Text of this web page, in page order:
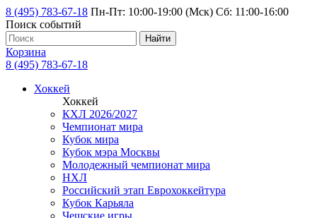
8 (495) 783-67-18 Пн-Пт: 10:00-19:00 (Мск) Сб: 11:00-16:00
Поиск событий
Найти
Корзина
8 (495) 783-67-18
Хоккей
Хоккей
КХЛ 2026/2027
Чемпионат мира
Кубок мира
Кубок мэра Москвы
Молодежный чемпионат мира
НХЛ
Российский этап Еврохоккейтура
Кубок Карьяла
Чешские игры